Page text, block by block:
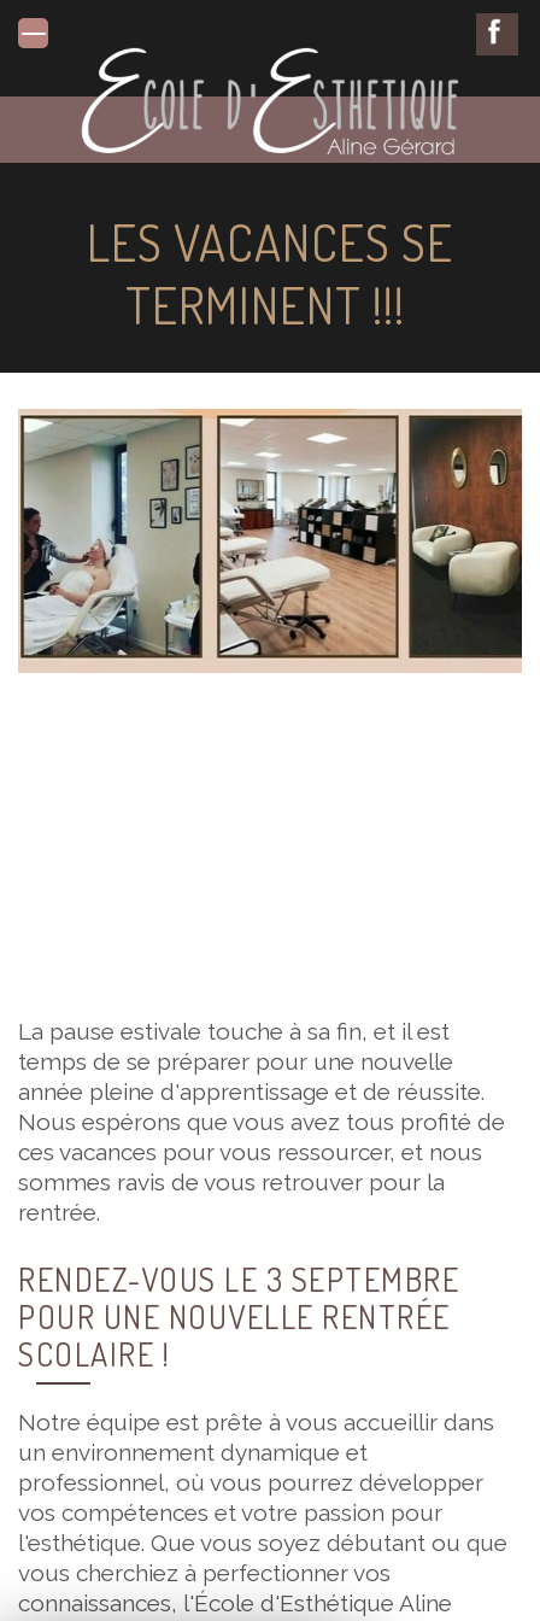
LES VACANCES SE
TERMINENT !!!
La pause estivale touche à sa fin, et il est
temps de se préparer pour une nouvelle
année pleine d'apprentissage et de réussite.
Nous espérons que vous avez tous profité de
ces vacances pour vous ressourcer, et nous
sommes ravis de vous retrouver pour la
rentrée.
RENDEZ-VOUS LE 3 SEPTEMBRE
POUR UNE NOUVELLE RENTRÉE
SCOLAIRE !
Notre équipe est prête à vous accueillir dans
un environnement dynamique et
professionnel, où vous pourrez développer
vos compétences et votre passion pour
l'esthétique. Que vous soyez débutant ou que
vous cherchiez à perfectionner vos
connaissances, l'École d'Esthétique Aline